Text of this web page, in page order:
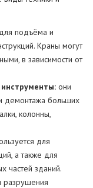
подъёма и
Краны могут
в зависимости от
инструменты: они
демонтажа больших
колонны,
для
а также для
частей зданий.
разрушения